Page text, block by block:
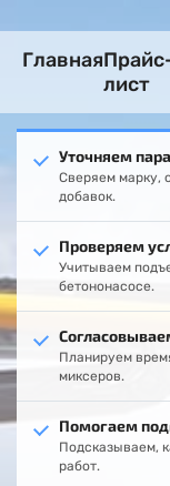
Главная
лист
Уточняем
Сверяем марку,
добавок.
Проверяем
Учитываем
бетононасосе.
Планируем
миксеров.
Помогаем
Подсказываем,
работ.